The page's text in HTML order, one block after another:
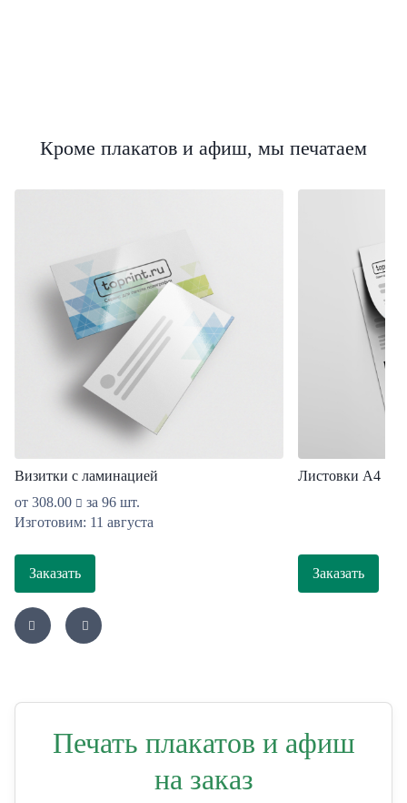
Кроме плакатов и афиш, мы печатаем
Визитки с ламинацией
от 308.00
за 96 шт.
Изготовим: 11 августа
Заказать
Листовки A4
Заказать
Печать плакатов и афиш
на заказ